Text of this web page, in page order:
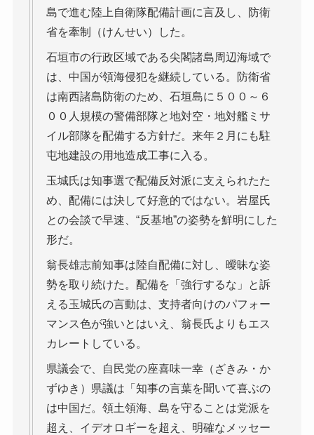
島で進む陸上自衛隊配備計画に言及し、防衛
省を牽制（けんせい）した。
石垣市の行政区域である尖閣諸島周辺海域で
は、中国が領海侵犯を継続している。防衛省
は南西諸島防衛のため、石垣島に５００～６
００人規模の警備部隊と地対空・地対艦ミサ
イル部隊を配備する方針だ。来年２月にも駐
屯地建設の用地造成工事に入る。
玉城氏は知事選で配備反対派に支えられたた
め、配備には決して好意的ではない。岩屋氏
との会談で早速、“反基地”の姿勢を鮮明にした
形だ。
翁長雄志前知事は陸自配備に対し、曖昧な姿
勢を取り続けた。配備を「強行するな」と訴
える玉城氏の言動は、支持者向けのパフォー
マンス色が強いとはいえ、翁長氏よりもエス
カレートしている。
県議会で、自民党の座喜味一幸（ざきみ・か
ずゆき）県議は「知事の言葉を聞いて喜ぶの
は中国だ。領土領海、島を守ることは党派を
超え、イデオロギーを超え、明確なメッセー